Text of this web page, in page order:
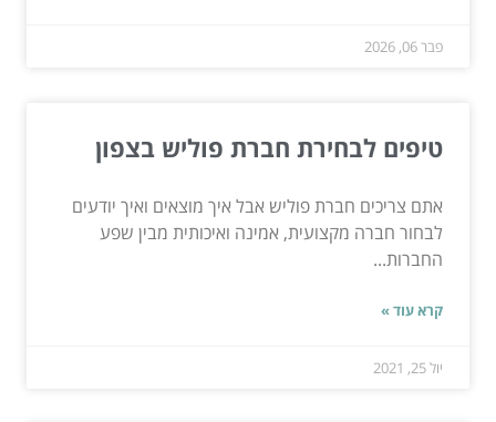
פבר 06, 2026
טיפים לבחירת חברת פוליש בצפון
אתם צריכים חברת פוליש אבל איך מוצאים ואיך יודעים
לבחור חברה מקצועית, אמינה ואיכותית מבין שפע
החברות...
קרא עוד »
יול 25, 2021